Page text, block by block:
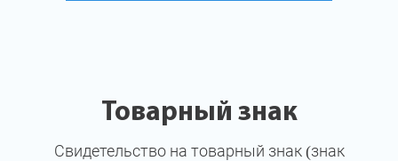
Товарный знак
Свидетельство на товарный знак (знак